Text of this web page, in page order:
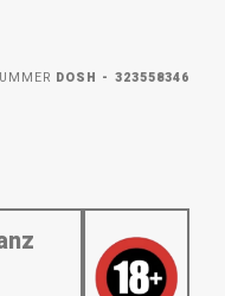
DOSH - 323558346